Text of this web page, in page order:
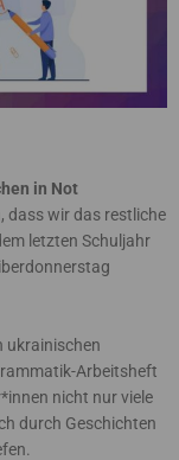
in Not
dass wir das restliche
letzten Schuljahr
ukrainischen
Arbeitsheft
nicht nur viele
durch Geschichten